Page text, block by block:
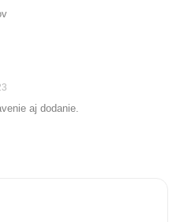
aj dodanie.